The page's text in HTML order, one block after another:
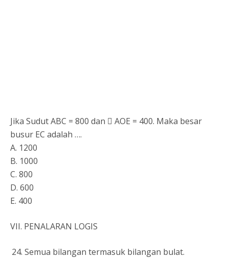
Jika Sudut ABC = 800 dan  AOE = 400. Maka besar
busur EC adalah ….
A. 1200
B. 1000
C. 800
D. 600
E. 400
VII. PENALARAN LOGIS
Semua bilangan termasuk bilangan bulat.